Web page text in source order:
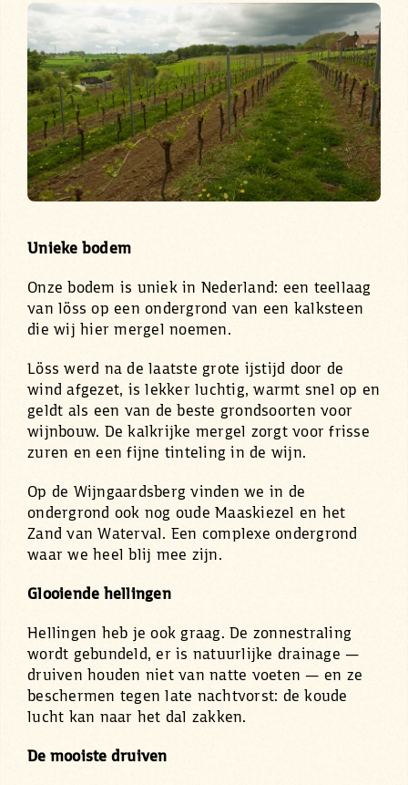
Unieke bodem
Onze bodem is uniek in Nederland: een teellaag
van löss op een ondergrond van een kalksteen
die wij hier mergel noemen.
Löss werd na de laatste grote ijstijd door de
wind afgezet, is lekker luchtig, warmt snel op en
geldt als een van de beste grondsoorten voor
wijnbouw. De kalkrijke mergel zorgt voor frisse
zuren en een fijne tinteling in de wijn.
Op de Wijngaardsberg vinden we in de
ondergrond ook nog oude Maaskiezel en het
Zand van Waterval. Een complexe ondergrond
waar we heel blij mee zijn.
Glooiende hellingen
Hellingen heb je ook graag. De zonnestraling
wordt gebundeld, er is natuurlijke drainage —
druiven houden niet van natte voeten — en ze
beschermen tegen late nachtvorst: de koude
lucht kan naar het dal zakken.
De mooiste druiven